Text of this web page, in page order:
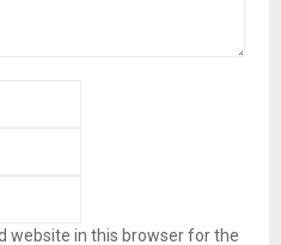
website in this browser for the